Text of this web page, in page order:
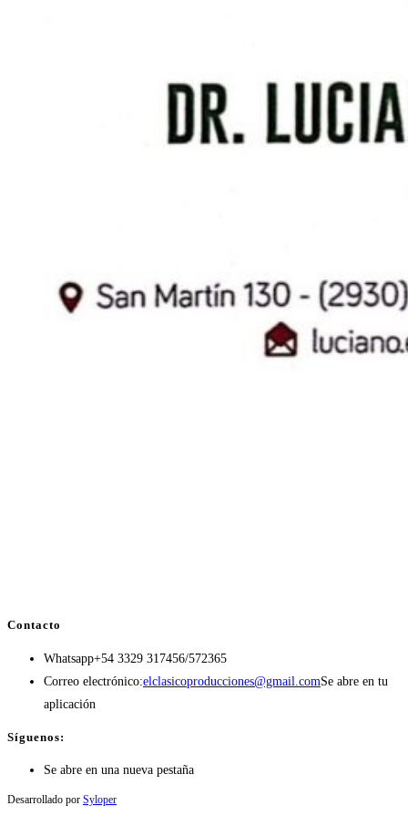
Contacto
Whatsapp+54 3329 317456/572365
Correo electrónico:elclasicoproducciones@gmail.comSe abre en tu
aplicación
Síguenos:
Se abre en una nueva pestaña
Desarrollado por Syloper